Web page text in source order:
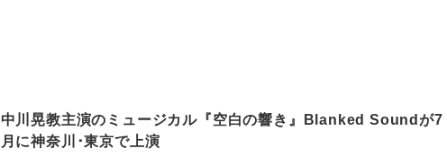
中川晃教主演のミュージカル『空白の響き』Blanked Soundが7
月に神奈川･東京で上演